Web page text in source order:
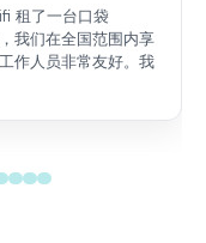
租了一台口袋
我们在全国范围内享
作人员非常友好。我